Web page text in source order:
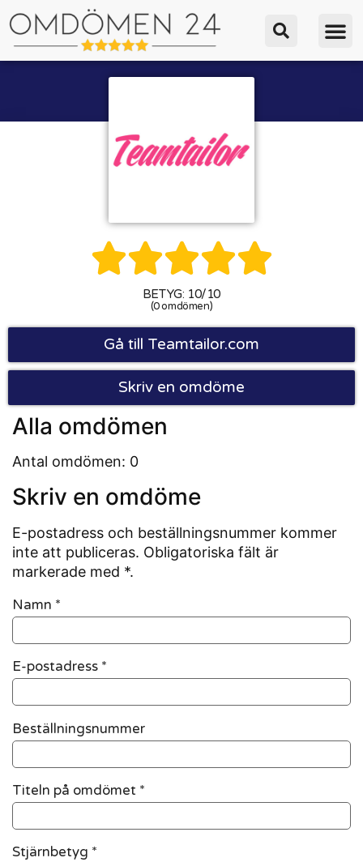

BETYG: 10/10
(0 omdömen)
Gå till Teamtailor.com
Skriv en omdöme
Alla omdömen
Antal omdömen: 0
Skriv en omdöme
E-postadress och beställningsnummer kommer
inte att publiceras. Obligatoriska fält är
markerade med *.
Namn *
E-postadress *
Beställningsnummer
Titeln på omdömet *
Stjärnbetyg *